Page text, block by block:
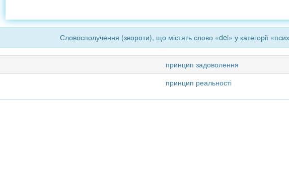
Словосполучення (звороти), що містять слово «dei» у категорії
принцип задоволення
принцип реальності